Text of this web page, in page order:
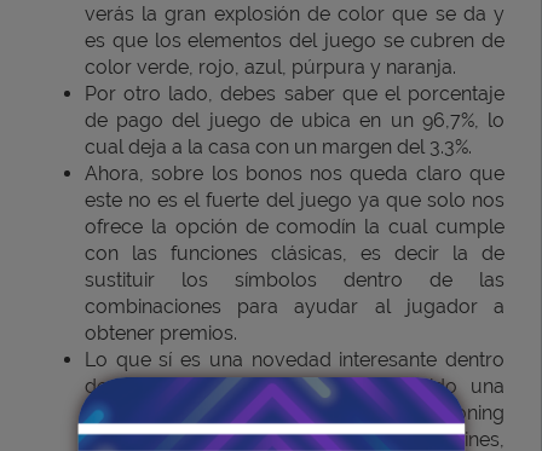
verás la gran explosión de color que se da y
es que los elementos del juego se cubren de
color verde, rojo, azul, púrpura y naranja.
Por otro lado, debes saber que el porcentaje
de pago del juego de ubica en un 96,7%, lo
cual deja a la casa con un margen del 3.3%.
Ahora, sobre los bonos nos queda claro que
este no es el fuerte del juego ya que solo nos
ofrece la opción de comodín la cual cumple
con las funciones clásicas, es decir la de
sustituir los símbolos dentro de las
combinaciones para ayudar al jugador a
obtener premios.
Lo que sí es una novedad interesante dentro
de este juego es que se ha incluido una
función conocida como Expanding Cloning
Wild, es decir la de expansión de comodines,